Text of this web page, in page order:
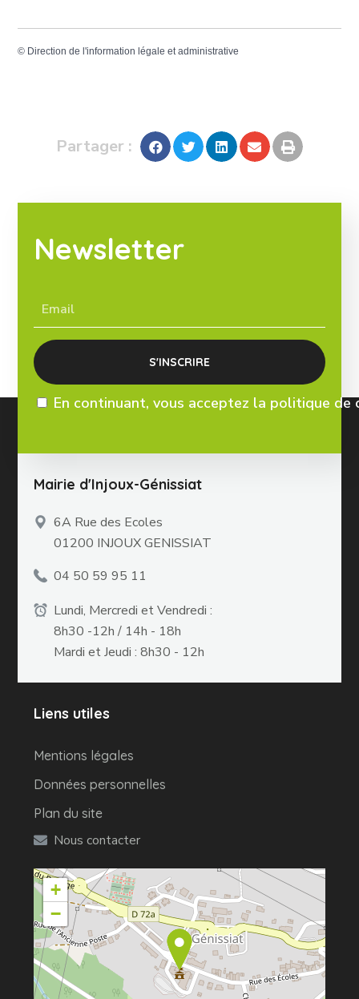
© Direction de l'information légale et administrative
Partager :
Newsletter
En continuant, vous acceptez la politique
Mairie d'Injoux-Génissiat
6A Rue des Ecoles
01200 INJOUX GENISSIAT
04 50 59 95 11
Lundi, Mercredi et Vendredi :
8h30 -12h / 14h - 18h
Mardi et Jeudi : 8h30 - 12h
Liens utiles
Mentions légales
Données personnelles
Plan du site
Nous contacter
+
−